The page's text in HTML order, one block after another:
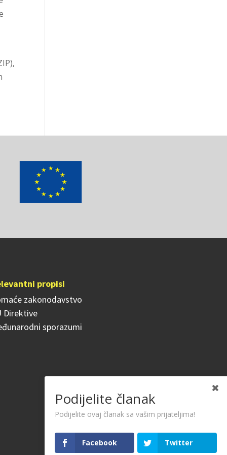
propisi
zakonodavstvo
Direktive
sporazumi
Podijelite članak
Podijelite ovaj članak sa vašim prijateljima!
Facebook Twitter